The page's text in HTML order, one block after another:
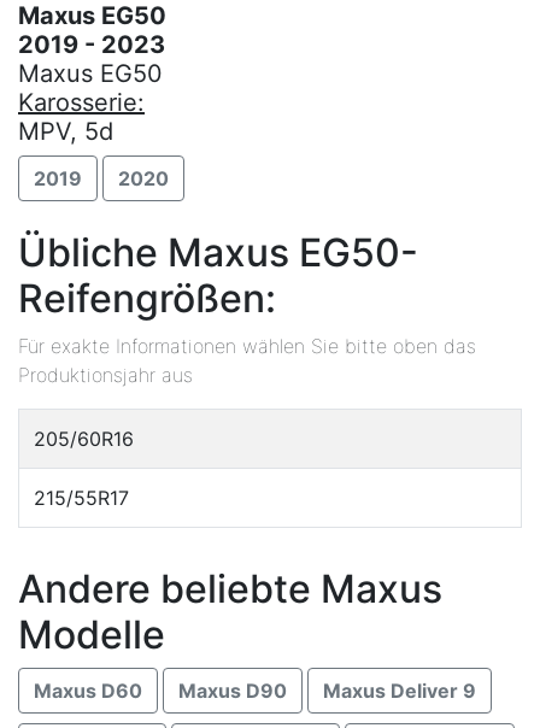
Maxus EG50
2019 - 2023
Maxus EG50
Karosserie:
MPV, 5d
2019 2020
Übliche Maxus EG50-
Reifengrößen:
Für exakte Informationen wählen Sie bitte oben das
Produktionsjahr aus
205/60R16
215/55R17
Andere beliebte Maxus
Modelle
Maxus D60 Maxus D90 Maxus Deliver 9